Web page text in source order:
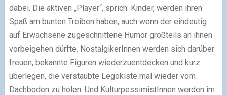
dabei. Die aktiven „Player“, sprich: Kinder, werden ihren
Spaß am bunten Treiben haben, auch wenn der eindeutig
auf Erwachsene zugeschnittene Humor großteils an ihnen
vorbeigehen dürfte. NostalgikerInnen werden sich darüber
freuen, bekannte Figuren wiederzuentdecken und kurz
überlegen, die verstaubte Legokiste mal wieder vom
Dachboden zu holen. Und KulturpessimistInnen werden im